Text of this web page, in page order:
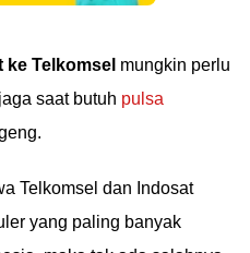
Telkomsel mungkin perlu
saat butuh pulsa
Telkomsel dan Indosat
yang paling banyak